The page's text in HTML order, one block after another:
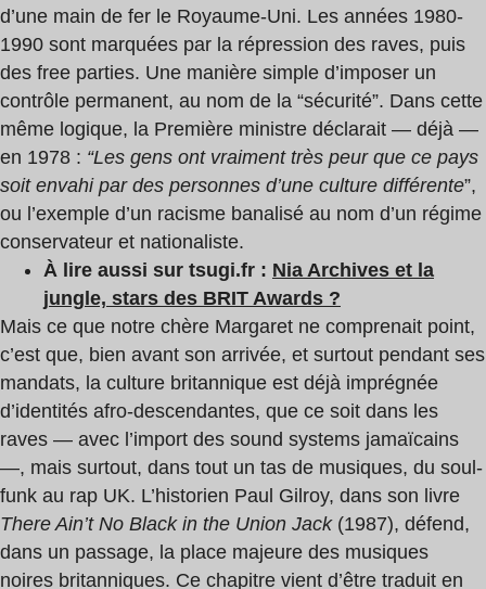
d’une main de fer le Royaume-Uni. Les années 1980-
1990 sont marquées par la répression des raves, puis
des free parties. Une manière simple d’imposer un
contrôle permanent, au nom de la “sécurité”. Dans cette
même logique, la Première ministre déclarait — déjà —
en 1978 : “Les gens ont vraiment très peur que ce pays
soit envahi par des personnes d’une culture différente”,
ou l’exemple d’un racisme banalisé au nom d’un régime
conservateur et nationaliste.
À lire aussi sur tsugi.fr : Nia Archives et la
jungle, stars des BRIT Awards ?
Mais ce que notre chère Margaret ne comprenait point,
c’est que, bien avant son arrivée, et surtout pendant ses
mandats, la culture britannique est déjà imprégnée
d’identités afro-descendantes, que ce soit dans les
raves — avec l’import des sound systems jamaïcains
—, mais surtout, dans tout un tas de musiques, du soul-
funk au rap UK. L’historien Paul Gilroy, dans son livre
There Ain’t No Black in the Union Jack(1987), défend,
dans un passage, la place majeure des musiques
noires britanniques. Ce chapitre vient d’être traduit en